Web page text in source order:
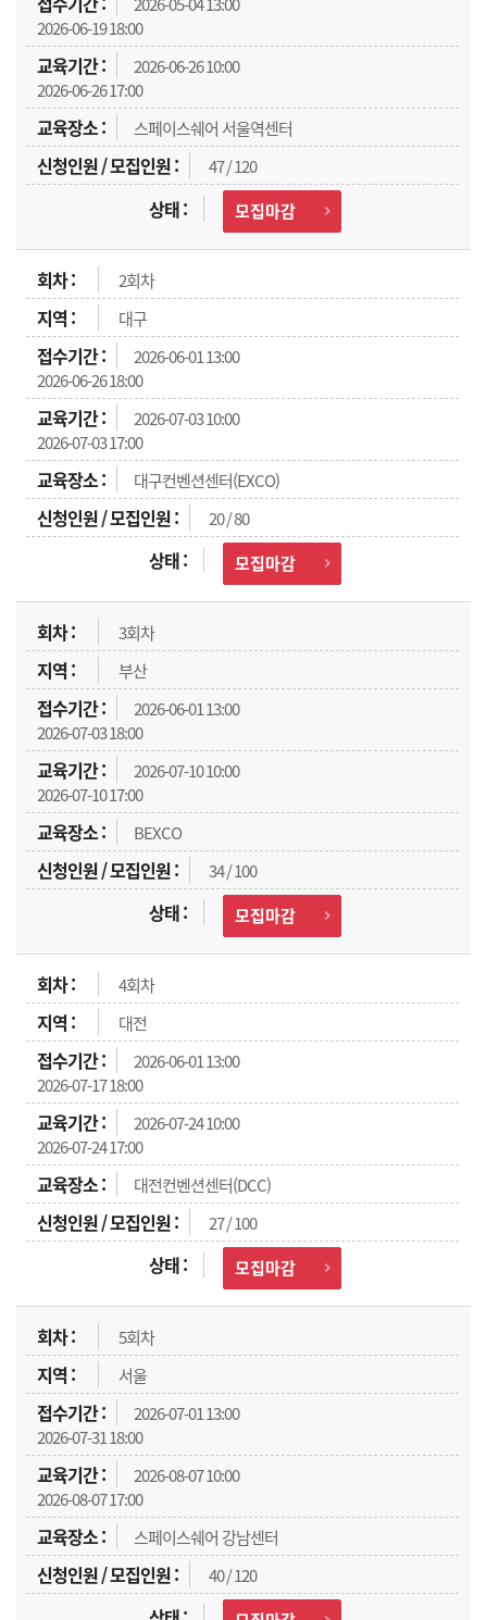
2026-06-19 18:00
2026-06-26 10:00
2026-06-26 17:00
스페이스쉐어 서울역센터
47 / 120
모집마감
2회차
대구
2026-06-01 13:00
2026-06-26 18:00
2026-07-03 10:00
2026-07-03 17:00
대구컨벤션센터(EXCO)
20 / 80
모집마감
3회차
부산
2026-06-01 13:00
2026-07-03 18:00
2026-07-10 10:00
2026-07-10 17:00
BEXCO
34 / 100
모집마감
4회차
대전
2026-06-01 13:00
2026-07-17 18:00
2026-07-24 10:00
2026-07-24 17:00
대전컨벤션센터(DCC)
27 / 100
모집마감
5회차
서울
2026-07-01 13:00
2026-07-31 18:00
2026-08-07 10:00
2026-08-07 17:00
스페이스쉐어 강남센터
40 / 120